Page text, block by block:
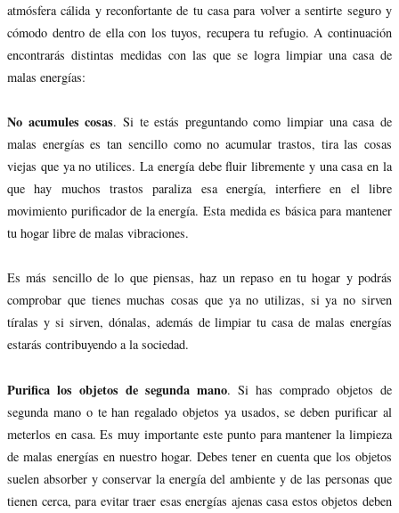
atmósfera cálida y reconfortante de tu casa para volver a sentirte seguro y
cómodo dentro de ella con los tuyos, recupera tu refugio. A continuación
encontrarás distintas medidas con las que se logra limpiar una casa de
malas energías:
No acumules cosas. Si te estás preguntando como limpiar una casa de
malas energías es tan sencillo como no acumular trastos, tira las cosas
viejas que ya no utilices. La energía debe fluir libremente y una casa en la
que hay muchos trastos paraliza esa energía, interfiere en el libre
movimiento purificador de la energía. Esta medida es básica para mantener
tu hogar libre de malas vibraciones.
Es más sencillo de lo que piensas, haz un repaso en tu hogar y podrás
comprobar que tienes muchas cosas que ya no utilizas, si ya no sirven
tíralas y si sirven, dónalas, además de limpiar tu casa de malas energías
estarás contribuyendo a la sociedad.
Purifica los objetos de segunda mano. Si has comprado objetos de
segunda mano o te han regalado objetos ya usados, se deben purificar al
meterlos en casa. Es muy importante este punto para mantener la limpieza
de malas energías en nuestro hogar. Debes tener en cuenta que los objetos
suelen absorber y conservar la energía del ambiente y de las personas que
tienen cerca, para evitar traer esas energías ajenas casa estos objetos deben